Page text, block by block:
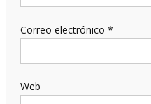
Correo electrónico *
Web